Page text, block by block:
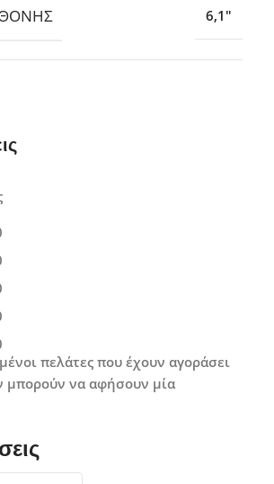
6,1″
πελάτες που έχουν αγοράσει
μπορούν να αφήσουν μία